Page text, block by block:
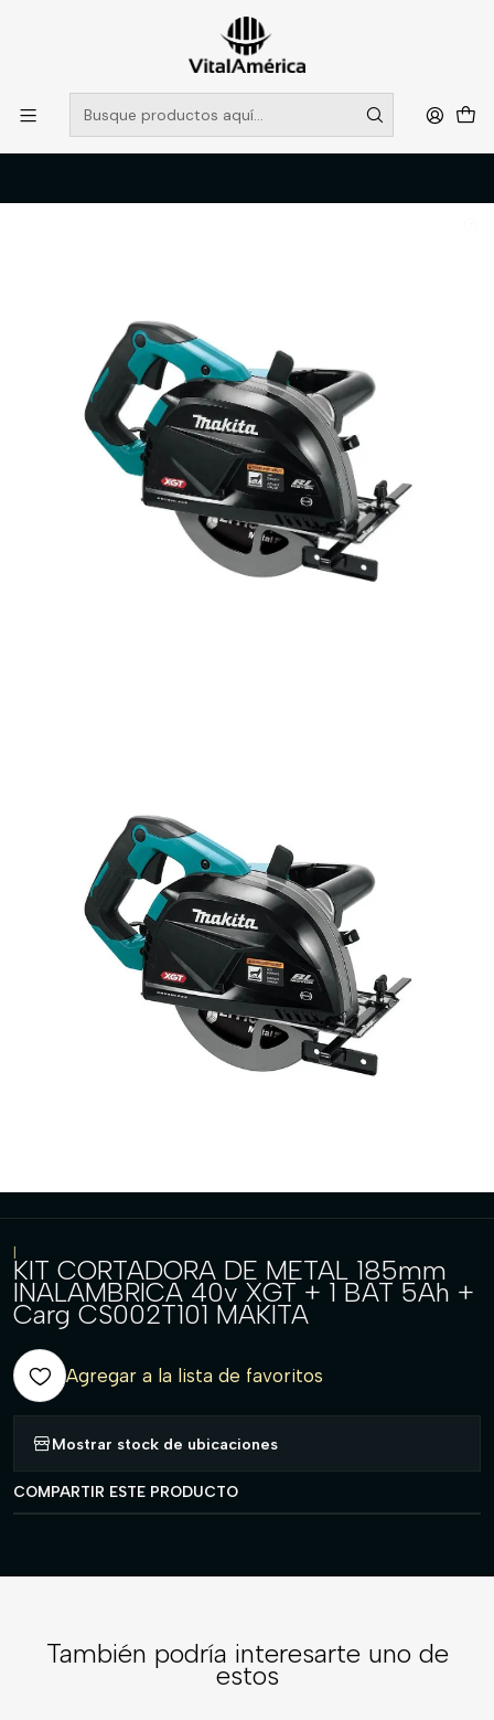
POR SISTEMA FRONTAL SOLO RETIROS EN TIENDA, DESDE
MUCHAS GRACIAS +569 5956 2237
Leer más
Inicio Catálogo FERRETERIA
EQUIPOS MAKITA
KIT CORTADORA DE METAL 185mm INALAMBRICA 40v XGT + 1 BAT
5Ah + Carg CS002T101 MAKITA
|
KIT CORTADORA DE METAL 185mm
INALAMBRICA 40v XGT + 1 BAT 5Ah +
Carg CS002T101 MAKITA
Agregar a la lista de favoritos
Mostrar stock de ubicaciones
COMPARTIR ESTE PRODUCTO
También podría interesarte uno de
estos